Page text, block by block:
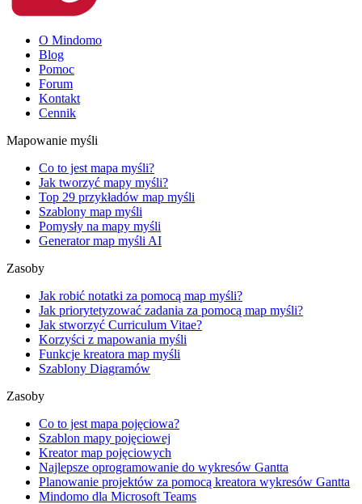
O Mindomo
Blog
Pomoc
Forum
Kontakt
Cennik
Mapowanie myśli
Co to jest mapa myśli?
Jak tworzyć mapy myśli?
Top 29 przykładów map myśli
Szablony map myśli
Pomysły na mapy myśli
Generator map myśli AI
Zasoby
Jak robić notatki za pomocą map myśli?
Jak priorytetyzować zadania za pomocą map myśli?
Jak stworzyć Curriculum Vitae?
Korzyści z mapowania myśli
Funkcje kreatora map myśli
Szablony Diagramów
Zasoby
Co to jest mapa pojęciowa?
Szablon mapy pojęciowej
Kreator map pojęciowych
Najlepsze oprogramowanie do wykresów Gantta
Planowanie projektów za pomocą kreatora wykresów Gantta
Mindomo dla Microsoft Teams